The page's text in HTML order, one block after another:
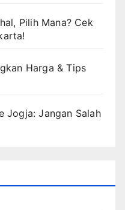
Pilih Mana? Cek
Harga & Tips
Jogja: Jangan Salah